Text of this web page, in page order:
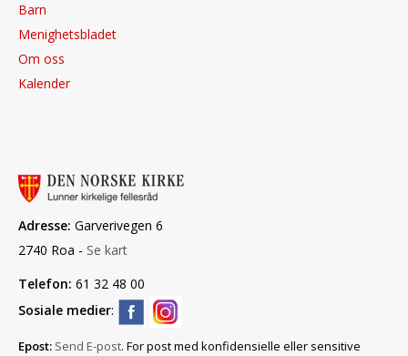
Barn
Menighetsbladet
Om oss
Kalender
Adresse: Garverivegen 6
2740 Roa - Se kart
Telefon: 61 32 48 00
Sosiale medier:
Epost: Send E-post. For post med konfidensielle eller sensitive